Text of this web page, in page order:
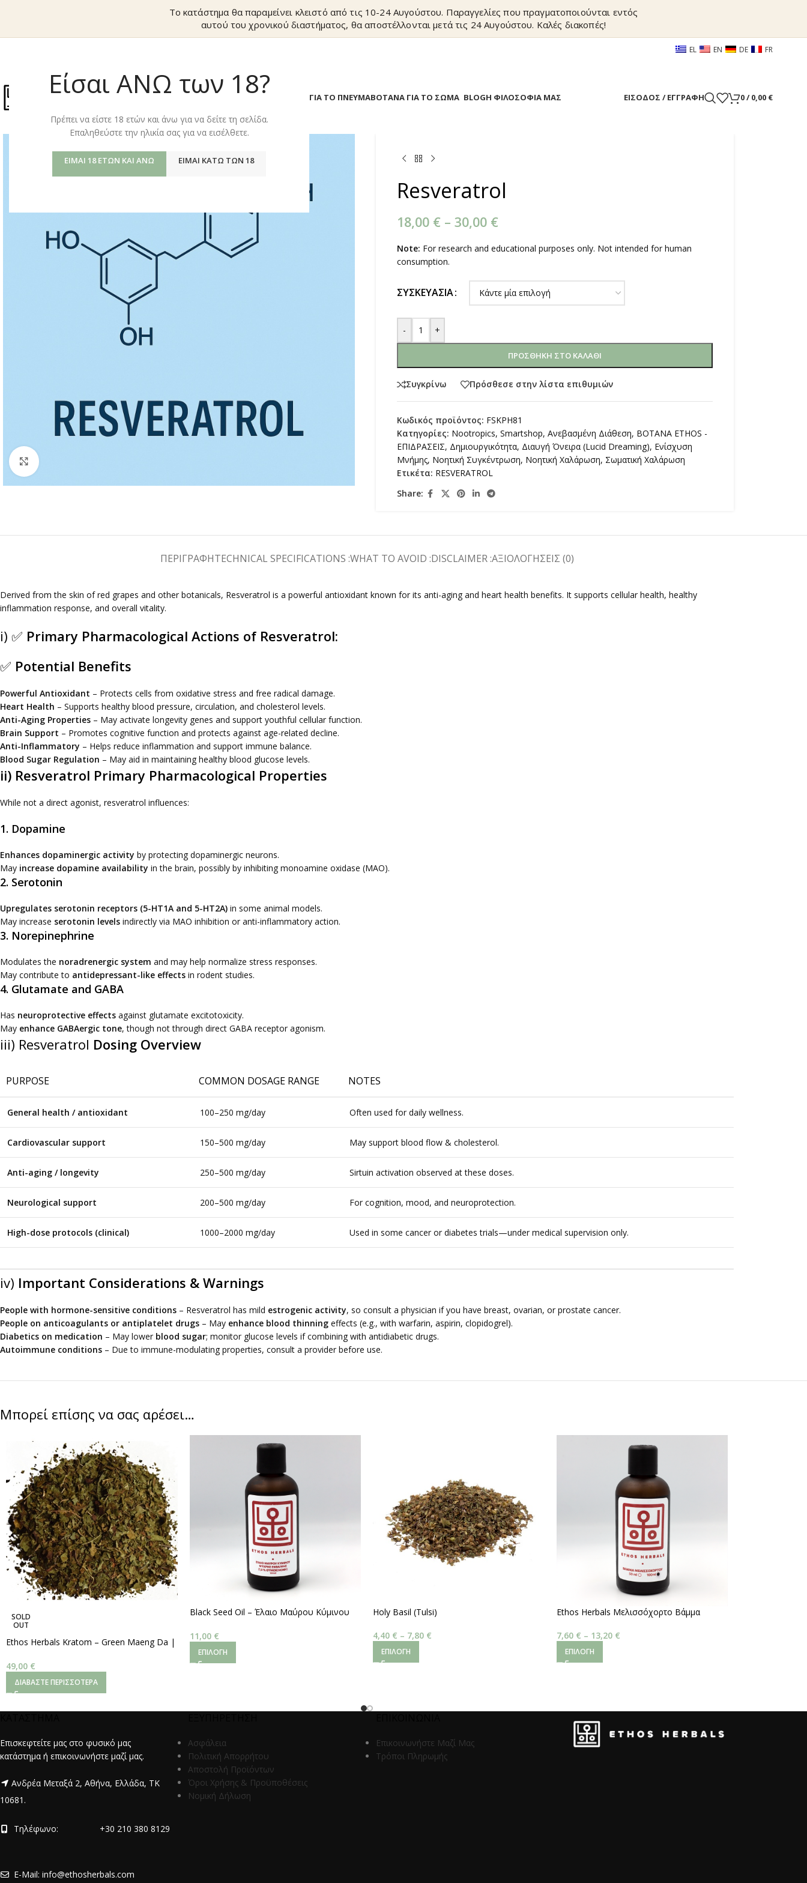
Είσαι ΑΝΩ των 18?
Πρέπει να είστε 18 ετών και άνω για να δείτε τη σελίδα.
Επαληθεύστε την ηλικία σας για να εισέλθετε.
ΕΊΜΑΙ 18 ΕΤΏΝ ΚΑΙ ΆΝΩ ΕΊΜΑΙ ΚΆΤΩ ΤΩΝ 18
Το κατάστημα θα παραμείνει κλειστό από τις 10-24 Αυγούστου. Παραγγελίες που πραγματοποιούνται εντός
αυτού του χρονικού διαστήματος, θα αποστέλλονται μετά τις 24 Αυγούστου. Καλές διακοπές!
EL EN DE FR
ΒΟΤΑΝΑ ΓΙΑ ΤΟ ΠΝΕΥΜΑΒΟΤΑΝΑ ΓΙΑ ΤΟ ΣΩΜΑ BLOGΗ ΦΙΛΟΣΟΦΙΑ ΜΑΣ ΕΊΣΟΔΟΣ / ΕΓΓΡΑΦΉ 0/ 0,00 €
Resveratrol
18,00 € – 30,00 €
Note: For research and educational purposes only. Not intended for human
consumption.
ΣΥΣΚΕΥΑΣΊΑ
- +
ΠΡΟΣΘΉΚΗ ΣΤΟ ΚΑΛΆΘΙ
Συγκρίνω Πρόσθεσε στην λίστα επιθυμιών
Κωδικός προϊόντος: FSKPH81
Κατηγορίες: Nootropics, Smartshop, Ανεβασμένη Διάθεση, ΒΟΤΑΝΑ ETHOS -
ΕΠΙΔΡΑΣΕΙΣ, Δημιουργικότητα, Διαυγή Όνειρα (Lucid Dreaming), Ενίσχυση
Μνήμης, Νοητική Συγκέντρωση, Νοητική Χαλάρωση, Σωματική Χαλάρωση
Ετικέτα: RESVERATROL
Share:
ΠΕΡΙΓΡΑΦΉTECHNICAL SPECIFICATIONS :WHAT TO AVOID :DISCLAIMER :ΑΞΙΟΛΟΓΉΣΕΙΣ (0)
Derived from the skin of red grapes and other botanicals, Resveratrol is a powerful antioxidant known for its anti-aging and heart health benefits. It supports cellular health, healthy
inflammation response, and overall vitality.
i) ✅ Primary Pharmacological Actions of Resveratrol:
✅ Potential Benefits
Powerful Antioxidant – Protects cells from oxidative stress and free radical damage.
Heart Health – Supports healthy blood pressure, circulation, and cholesterol levels.
Anti-Aging Properties – May activate longevity genes and support youthful cellular function.
Brain Support – Promotes cognitive function and protects against age-related decline.
Anti-Inflammatory – Helps reduce inflammation and support immune balance.
Blood Sugar Regulation – May aid in maintaining healthy blood glucose levels.
ii) Resveratrol Primary Pharmacological Properties
While not a direct agonist, resveratrol influences:
1. Dopamine
Enhances dopaminergic activity by protecting dopaminergic neurons.
May increase dopamine availability in the brain, possibly by inhibiting monoamine oxidase (MAO).
2. Serotonin
Upregulates serotonin receptors (5-HT1A and 5-HT2A) in some animal models.
May increase serotonin levels indirectly via MAO inhibition or anti-inflammatory action.
3. Norepinephrine
Modulates the noradrenergic system and may help normalize stress responses.
May contribute to antidepressant-like effects in rodent studies.
4. Glutamate and GABA
Has neuroprotective effects against glutamate excitotoxicity.
May enhance GABAergic tone, though not through direct GABA receptor agonism.
iii) Resveratrol Dosing Overview
PURPOSE COMMON DOSAGE RANGE NOTES
General health / antioxidant 100–250 mg/day Often used for daily wellness.
Cardiovascular support 150–500 mg/day May support blood flow & cholesterol.
Anti-aging / longevity 250–500 mg/day Sirtuin activation observed at these doses.
Neurological support 200–500 mg/day For cognition, mood, and neuroprotection.
High-dose protocols (clinical) 1000–2000 mg/day Used in some cancer or diabetes trials—under medical supervision only.
iv) Important Considerations & Warnings
People with hormone-sensitive conditions – Resveratrol has mild estrogenic activity, so consult a physician if you have breast, ovarian, or prostate cancer.
People on anticoagulants or antiplatelet drugs – May enhance blood thinning effects (e.g., with warfarin, aspirin, clopidogrel).
Diabetics on medication – May lower blood sugar; monitor glucose levels if combining with antidiabetic drugs.
Autoimmune conditions – Due to immune-modulating properties, consult a provider before use.
Μπορεί επίσης να σας αρέσει…
SOLD
OUT
Ethos Herbals Kratom – Green Maeng Da |
49,00 €
ΔΙΑΒΆΣΤΕ ΠΕΡΙΣΣΌΤΕΡΑ
Black Seed Oil – Έλαιο Μαύρου Κύμινου
100ml
11,00 €
ΕΠΙΛΟΓΉ
Holy Basil (Tulsi)
4,40 € – 7,80 €
ΕΠΙΛΟΓΉ
Ethos Herbals Μελισσόχορτο Βάμμα
7,60 € – 13,20 €
ΕΠΙΛΟΓΉ
Επισκεφτείτε μας στο φυσικό μας
κατάστημα ή επικοινωνήστε μαζί μας.
Ανδρέα Μεταξά 2, Αθήνα, Ελλάδα, ΤΚ
10681.
Τηλέφωνο: +30 210 380 8129
E-Mail: info@ethosherbals.com
Ασφάλεια
Πολιτική Απορρήτου
Αποστολή Προϊόντων
Όροι Χρήσης & Προϋποθέσεις
Νομική Δήλωση
Επικοινωνήστε Μαζί Μας
Τρόποι Πληρωμής